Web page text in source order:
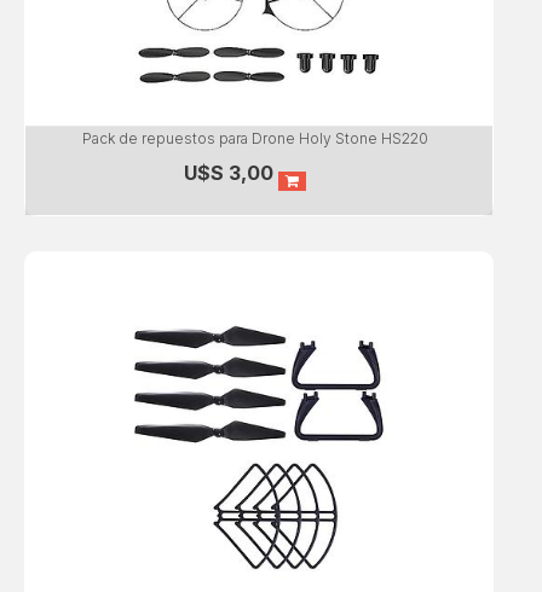
Pack de repuestos para Drone Holy Stone HS220
U$S 3,00